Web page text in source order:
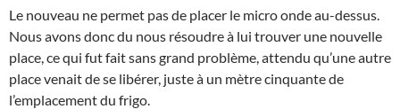
Le nouveau ne permet pas de placer le micro onde au-dessus.
Nous avons donc du nous résoudre à lui trouver une nouvelle
place, ce qui fut fait sans grand problème, attendu qu’une autre
place venait de se libérer, juste à un mètre cinquante de
l’emplacement du frigo.